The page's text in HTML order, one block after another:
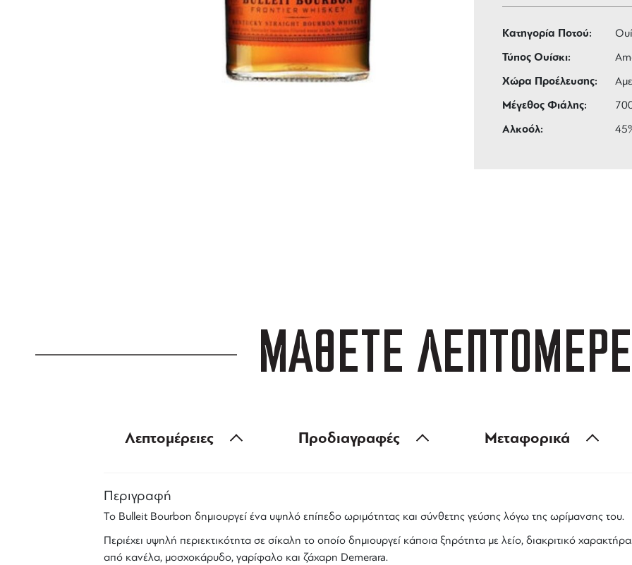
Κατηγορία Ποτού:
Τύπος Ουίσκι:
Χώρα Προέλευσης:
Μέγεθος Φιάλης:
Αλκοόλ:
ΜΑΘΕΤΕ
Λεπτομέρειες Προδιαγραφές Μεταφορικά
Περιγραφή
Το Bulleit Bourbon δημιουργεί ένα υψηλό επίπεδο ωριμότητας και σύνθετης γεύσης λόγω της ωρίμανσης του.
Περιέχει υψηλή περιεκτικότητα σε σίκαλη το οποίο δημιουργεί κάποια ξηρότητα με λείο, διακριτικό
από κανέλα, μοσχοκάρυδο, γαρίφαλο και ζάχαρη Demerara.